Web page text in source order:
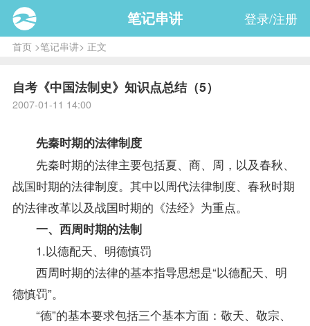
笔记串讲 登录/注册
首页>笔记串讲> 正文
自考《中国法制史》知识点总结（5）
2007-01-11 14:00
先秦时期的法律制度
先秦时期的法律主要包括夏、商、周，以及春秋、
战国时期的法律制度。其中以周代法律制度、春秋时期
的法律改革以及战国时期的《法经》为重点。
一、西周时期的法制
1.以德配天、明德慎罚
西周时期的法律的基本指导思想是“以德配天、明
德慎罚”。
“德”的基本要求包括三个基本方面：敬天、敬宗、